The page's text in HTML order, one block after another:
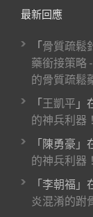
最新回應
「 骨質疏鬆
藥銜接策略
的骨質疏鬆
「 王凱平 」
的神兵利器！
「 陳勇豪 」
的神兵利器！
「 李朝福 」
炎混淆的跗